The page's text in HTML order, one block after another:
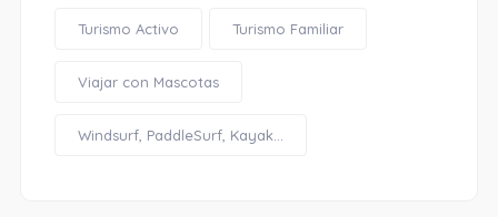
Turismo Activo Turismo Familiar
Viajar con Mascotas
Windsurf, PaddleSurf, Kayak...